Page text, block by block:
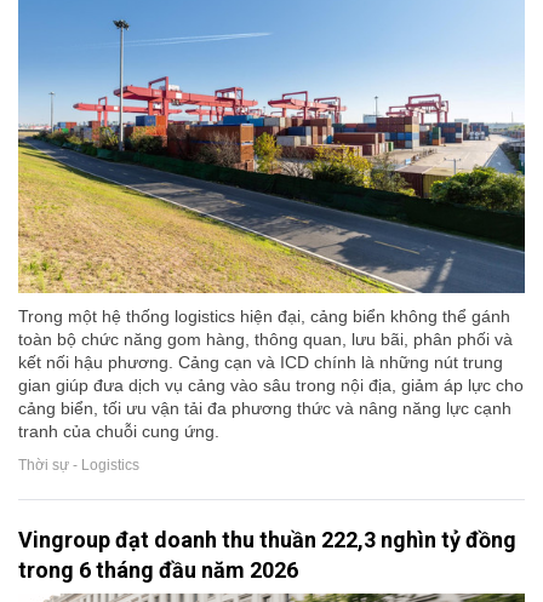
Trong một hệ thống logistics hiện đại, cảng biển không thể gánh
toàn bộ chức năng gom hàng, thông quan, lưu bãi, phân phối và
kết nối hậu phương. Cảng cạn và ICD chính là những nút trung
gian giúp đưa dịch vụ cảng vào sâu trong nội địa, giảm áp lực cho
cảng biển, tối ưu vận tải đa phương thức và nâng năng lực cạnh
tranh của chuỗi cung ứng.
Thời sự - Logistics
Vingroup đạt doanh thu thuần 222,3 nghìn tỷ đồng
trong 6 tháng đầu năm 2026